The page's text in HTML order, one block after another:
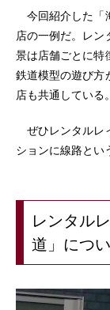
今回紹介した「
店の一例だ。レン
景は店舗ごとに特
鉄道模型の遊び方
店も共通している。
ぜひレンタルレ
ションに線路とい
レンタル
道」につ